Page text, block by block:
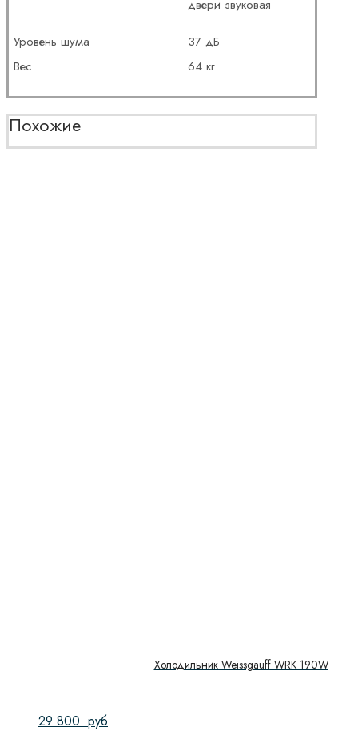
двери звуковая
Уровень шума
37 дБ
Вес
64 кг
Похожие
Холодильник Weissgauff WRK 190W
29 800 руб